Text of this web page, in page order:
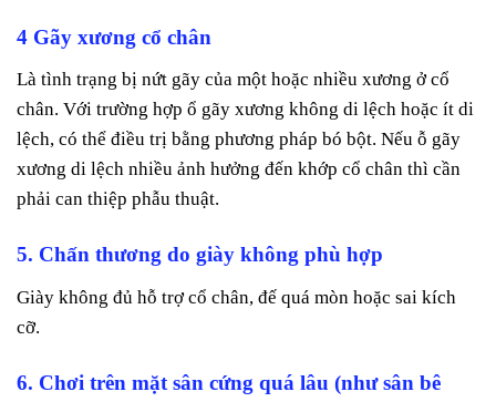
4 Gãy xương cổ chân
Là tình trạng bị nứt gãy của một hoặc nhiều xương ở cổ
chân. Với trường hợp ổ gãy xương không di lệch hoặc ít di
lệch, có thể điều trị bằng phương pháp bó bột. Nếu ỗ gãy
xương di lệch nhiều ảnh hưởng đến khớp cổ chân thì cần
phải can thiệp phẫu thuật.
5. Chấn thương do giày không phù hợp
Giày không đủ hỗ trợ cổ chân, đế quá mòn hoặc sai kích
cỡ.
6. Chơi trên mặt sân cứng quá lâu (như sân bê